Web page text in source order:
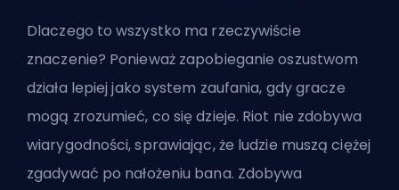
Dlaczego to wszystko ma rzeczywiście
znaczenie? Ponieważ zapobieganie oszustwom
działa lepiej jako system zaufania, gdy gracze
mogą zrozumieć, co się dzieje. Riot nie zdobywa
wiarygodności, sprawiając, że ludzie muszą ciężej
zgadywać po nałożeniu bana. Zdobywa